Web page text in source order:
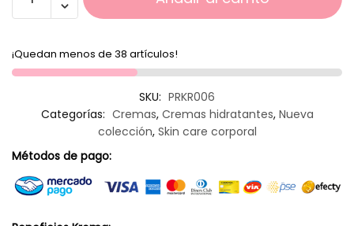
¡Quedan menos de 38 artículos!
SKU: PRKR006
Categorías: Cremas, Cremas hidratantes, Nueva
colección, Skin care corporal
Métodos de pago: